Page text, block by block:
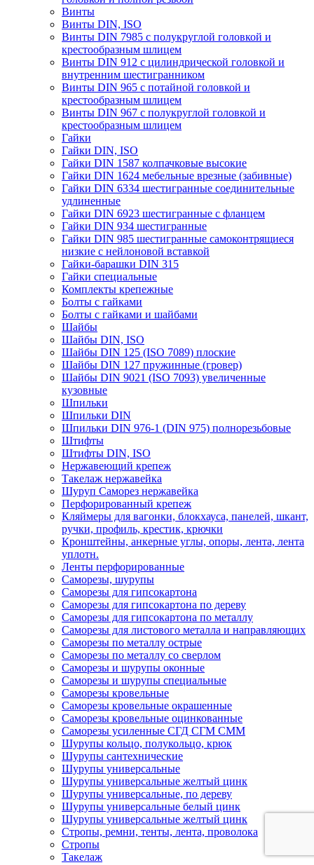
Винты
Винты DIN, ISO
Винты DIN 7985 с полукруглой головкой и
крестообразным шлицем
Винты DIN 912 с цилиндрической головкой и
внутренним шестигранником
Винты DIN 965 с потайной головкой и
крестообразным шлицем
Винты DIN 967 с полукруглой головкой и
крестообразным шлицем
Гайки
Гайки DIN, ISO
Гайки DIN 1587 колпачковые высокие
Гайки DIN 1624 мебельные врезные (забивные)
Гайки DIN 6334 шестигранные соединительные
удлиненные
Гайки DIN 6923 шестигранные с фланцем
Гайки DIN 934 шестигранные
Гайки DIN 985 шестигранные самоконтрящиеся
низкие с нейлоновой вставкой
Гайки-барашки DIN 315
Гайки специальные
Комплекты крепежные
Болты с гайками
Болты с гайками и шайбами
Шайбы
Шайбы DIN, ISO
Шайбы DIN 125 (ISO 7089) плоские
Шайбы DIN 127 пружинные (гровер)
Шайбы DIN 9021 (ISO 7093) увеличенные
кузовные
Шпильки
Шпильки DIN
Шпильки DIN 976-1 (DIN 975) полнорезьбовые
Штифты
Штифты DIN, ISO
Нержавеющий крепеж
Такелаж нержавейка
Шуруп Саморез нержавейка
Перфорированный крепеж
Кляймеры для вагонки, блокхауса, панелей, шкант,
ручки, профиль, крестик, крючки
Кронштейны, анкерные углы, опоры, лента, лента
уплотн.
Ленты перфорированные
Саморезы, шурупы
Саморезы для гипсокартона
Саморезы для гипсокартона по дереву
Саморезы для гипсокартона по металлу
Саморезы для листового металла и направляющих
Саморезы по металлу острые
Саморезы по металлу со сверлом
Саморезы и шурупы оконные
Саморезы и шурупы специальные
Саморезы кровельные
Саморезы кровельные окрашенные
Саморезы кровельные оцинкованные
Саморезы усиленные СГД СГМ СММ
Шурупы кольцо, полукольцо, крюк
Шурупы сантехнические
Шурупы универсальные
Шурупы универсальные желтый цинк
Шурупы универсальные, по дереву
Шурупы универсальные белый цинк
Шурупы универсальные желтый цинк
Стропы, ремни, тенты, лента, проволока
Стропы
Такелаж